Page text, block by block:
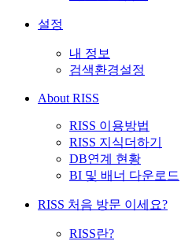
설정
내 정보
검색환경설정
About RISS
RISS 이용방법
RISS 지식더하기
DB연계 현황
BI 및 배너 다운로드
RISS 처음 방문 이세요?
RISS란?